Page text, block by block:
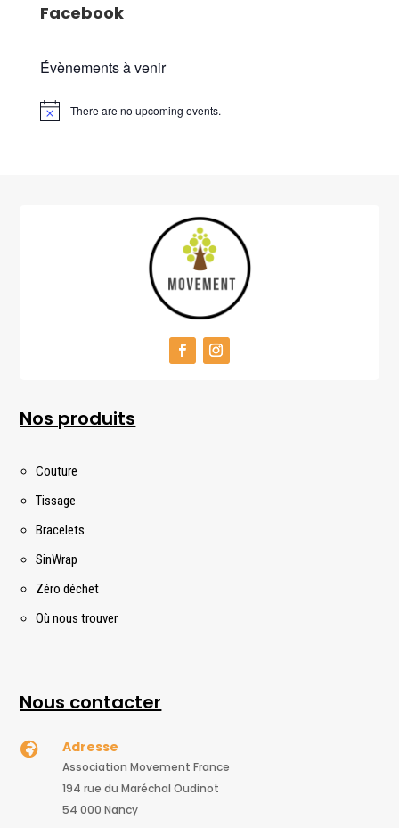
Facebook
Évènements à venir
There are no upcoming events.
Nos produits
Couture
Tissage
Bracelets
SinWrap
Zéro déchet
Où nous trouver
Nous contacter
 Adresse
Association Movement France
194 rue du Maréchal Oudinot
54 000 Nancy